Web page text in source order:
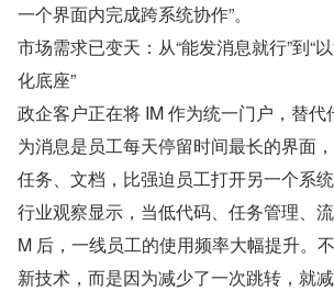
一个界面内完成跨系统协作”。
市场需求已变天：从“能发消息就行”到“
化底座”
政企客户正在将 IM 作为统一门户，替代
为消息是员工每天停留时间最长的界面，
任务、文档，比强迫员工打开另一个系统
行业观察显示，当低代码、任务管理、
M 后，一线员工的使用频率大幅提升。
新技术，而是因为减少了一次跳转，就